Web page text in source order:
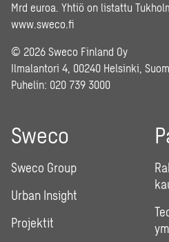
Mrd euroa. Yhtiö on listattu
www.sweco.fi
© 2026 Sweco Finland Oy
Ilmalantori 4, 00240 Helsinki,
Puhelin: 020 739 3000
Sweco
Sweco Group
Urban Insight
Projektit